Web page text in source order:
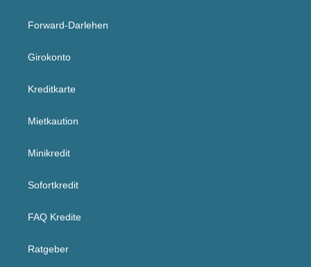
Forward-Darlehen
Girokonto
Kreditkarte
Mietkaution
Minikredit
Sofortkredit
FAQ Kredite
Ratgeber